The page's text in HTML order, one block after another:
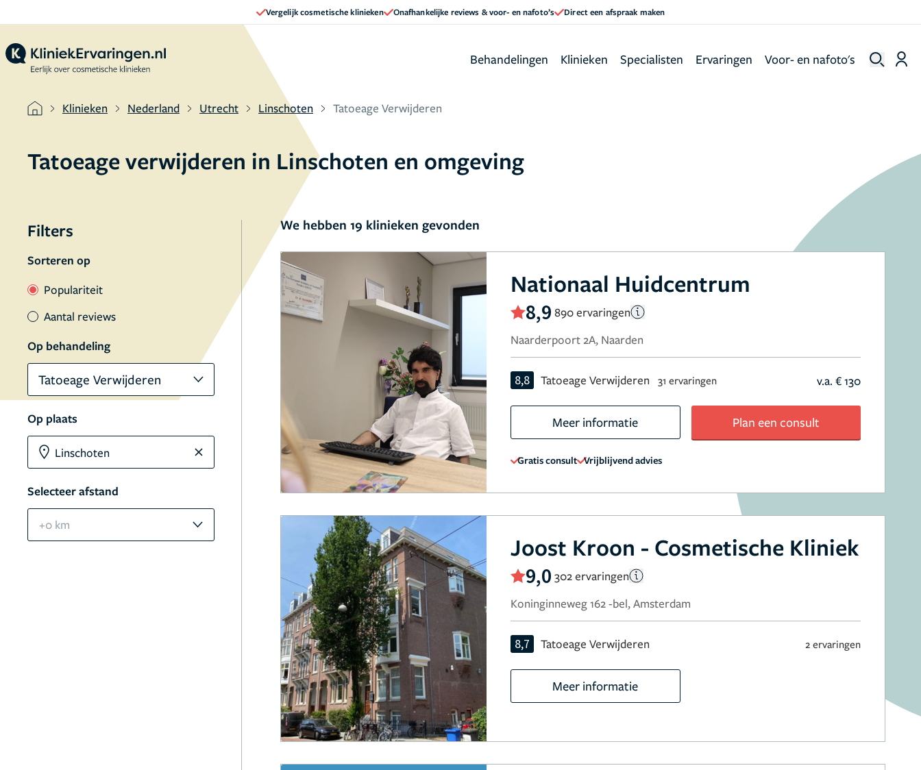
Vergelijk cosmetische klinieken Onafhankelijke reviews & voor- en nafoto’s Direct een afspraak maken
Behandelingen Klinieken Specialisten Ervaringen Voor- en nafoto's
Klinieken Nederland Utrecht Linschoten Tatoeage Verwijderen
Tatoeage verwijderen in Linschoten en omgeving
Filters
Sorteren op
Populariteit
Aantal reviews
Op behandeling
Tatoeage Verwijderen
Op plaats
Selecteer afstand
+0 km
We hebben 19 klinieken gevonden
Nationaal Huidcentrum
8,9 890 ervaringen
Naarderpoort 2A, Naarden
8,8 Tatoeage Verwijderen 31 ervaringen v.a. € 130
Meer informatie Plan een consult
Gratis consult Vrijblijvend advies
Joost Kroon - Cosmetische Kliniek
9,0 302 ervaringen
Koninginneweg 162 -bel, Amsterdam
8,7 Tatoeage Verwijderen 2 ervaringen
Meer informatie